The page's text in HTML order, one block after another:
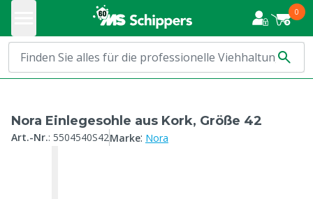
0
Nora Einlegesohle aus Kork, Größe 42
Art.-Nr.: 5504540S42Marke: Nora